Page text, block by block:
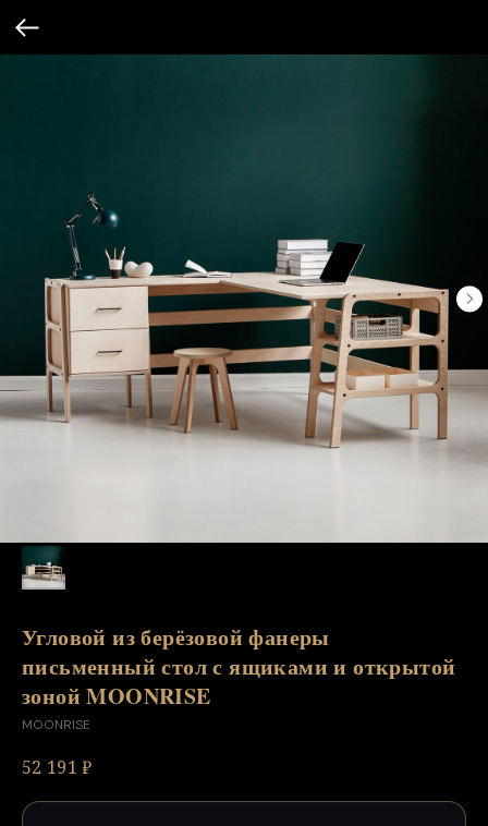
Угловой из берёзовой фанеры
письменный стол с ящиками и открытой
зоной MOONRISE
MOONRISE
52 191 ₽